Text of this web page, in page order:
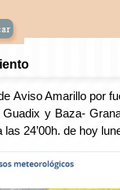
Aviso Amarillo por
y Baza-
24’00h. de hoy